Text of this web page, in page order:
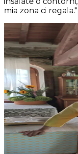
mia zona ci regala."